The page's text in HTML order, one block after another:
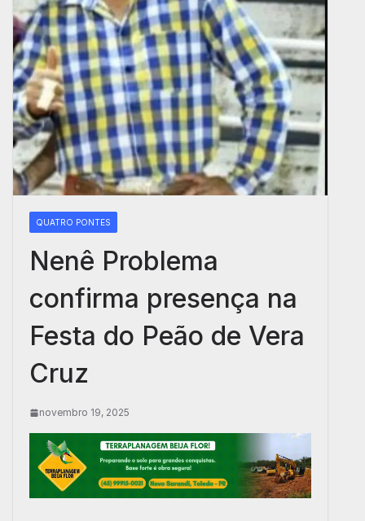
QUATRO PONTES
Nenê Problema
confirma presença na
Festa do Peão de Vera
Cruz
novembro 19, 2025